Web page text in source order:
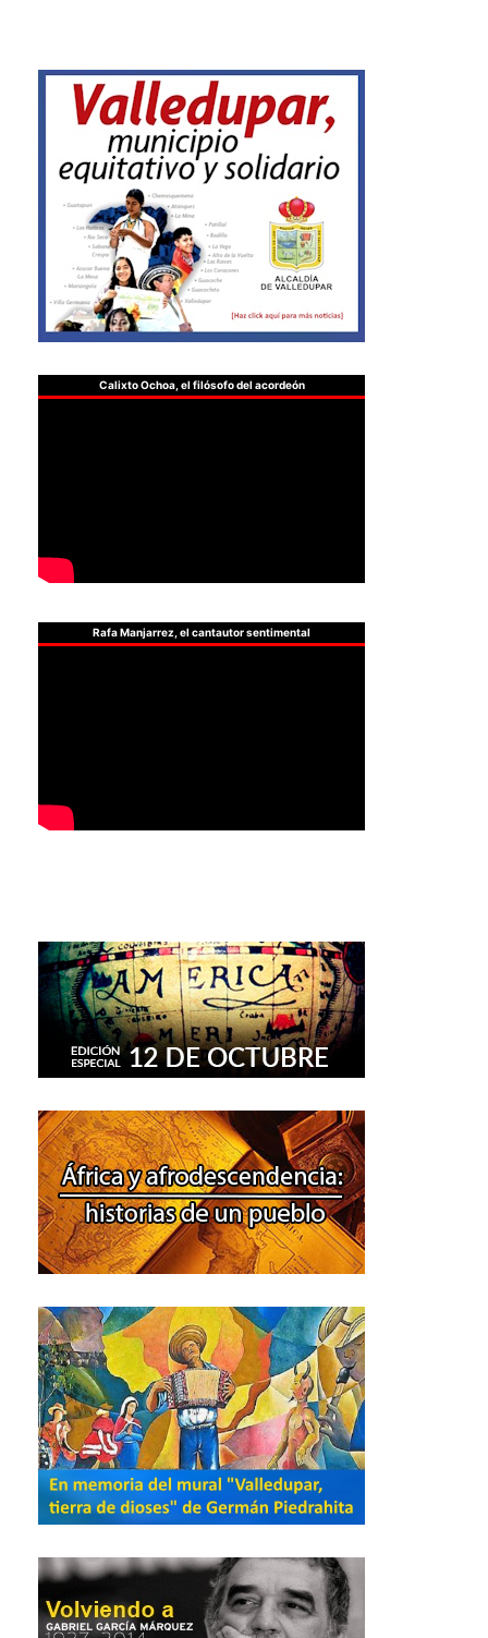
Calixto Ochoa, el filósofo del acordeón
Rafa Manjarrez, el cantautor sentimental